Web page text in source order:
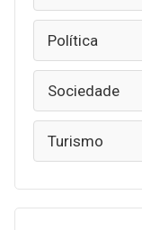
Política
Sociedade
Turismo